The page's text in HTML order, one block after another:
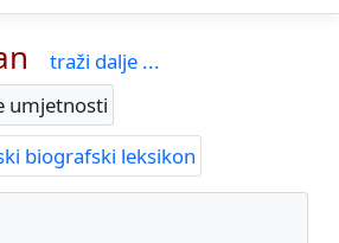
traži dalje ...
umjetnosti
biografski leksikon